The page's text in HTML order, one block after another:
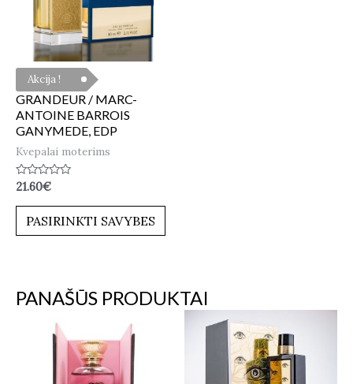
Akcija !
GRANDEUR / MARC-
ANTOINE BARROIS
GANYMEDE, EDP
Kvepalai moterims
Įvertinimas:
iš
21.60€
PASIRINKTI SAVYBES
PANAŠŪS PRODUKTAI